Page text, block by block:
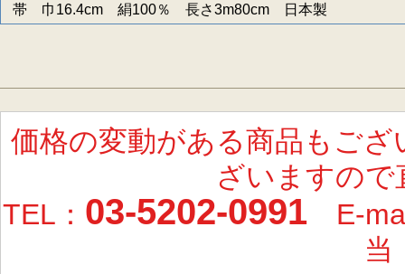
帯 巾16.4cm 絹100％ 長さ3m80cm 日本製
価格の変動がある商品もご
ざいますの
TEL： 03-5202-0991E-
当